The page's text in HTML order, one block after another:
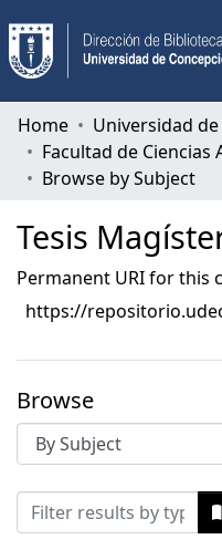
Communities &
All of DSpace
Home
Browse by Subject
Tesis
Permanent URI for this
https://
Browse
Browsing Tesis